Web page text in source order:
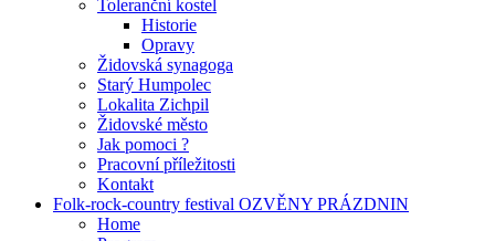
Toleranční kostel
Historie
Opravy
Židovská synagoga
Starý Humpolec
Lokalita Zichpil
Židovské město
Jak pomoci ?
Pracovní příležitosti
Kontakt
Folk-rock-country festival OZVĚNY PRÁZDNIN
Home